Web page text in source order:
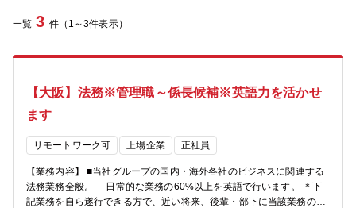
一覧 3 件（1～3件表示）
【大阪】法務※管理職～係長候補※英語力を活かせ
ます
リモートワーク可 上場企業 正社員
【業務内容】 ■当社グループの国内・海外各社のビジネスに関連する
法務業務全般。 日常的な業務の60%以上を英語で行います。 ＊下
記業務を自ら遂行できる方で、近い将来、後輩・部下に当該業務の指